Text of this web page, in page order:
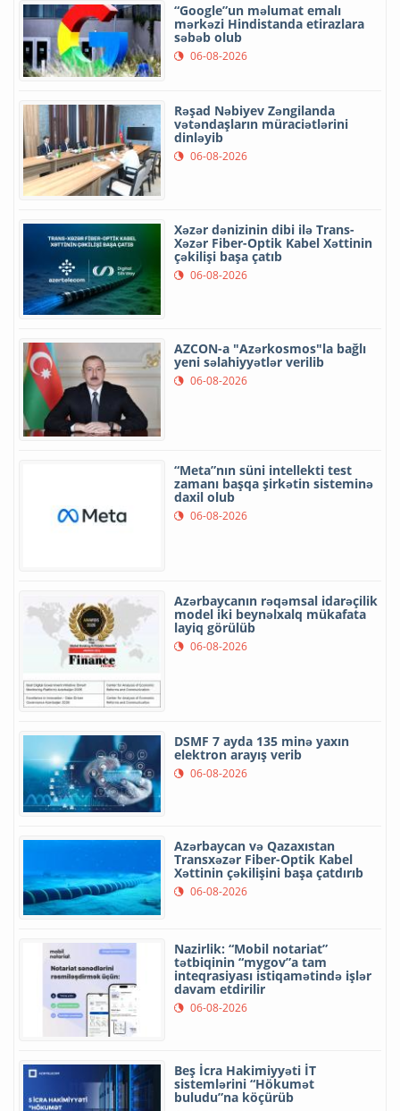
“Google”un məlumat emalı
mərkəzi Hindistanda etirazlara
səbəb olub
06-08-2026
Rəşad Nəbiyev Zəngilanda
vətəndaşların müraciətlərini
dinləyib
06-08-2026
Xəzər dənizinin dibi ilə Trans-
Xəzər Fiber-Optik Kabel Xəttinin
çəkilişi başa çatıb
06-08-2026
AZCON-a "Azərkosmos"la bağlı
yeni səlahiyyətlər verilib
06-08-2026
“Meta”nın süni intellekti test
zamanı başqa şirkətin sisteminə
daxil olub
06-08-2026
Azərbaycanın rəqəmsal idarəçilik
model iki beynəlxalq mükafata
layiq görülüb
06-08-2026
DSMF 7 ayda 135 minə yaxın
elektron arayış verib
06-08-2026
Azərbaycan və Qazaxıstan
Transxəzər Fiber-Optik Kabel
Xəttinin çəkilişini başa çatdırıb
06-08-2026
Nazirlik: “Mobil notariat”
tətbiqinin “mygov”a tam
inteqrasiyası istiqamətində işlər
davam etdirilir
06-08-2026
Beş İcra Hakimiyyəti İT
sistemlərini “Hökumət
buludu”na köçürüb